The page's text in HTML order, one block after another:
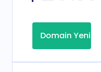
Domain